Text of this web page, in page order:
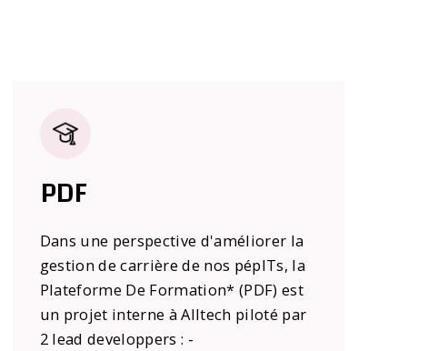
PDF
Dans une perspective d'améliorer la
gestion de carrière de nos pépITs, la
Plateforme De Formation* (PDF) est
un projet interne à Alltech piloté par
2 lead developpers : -